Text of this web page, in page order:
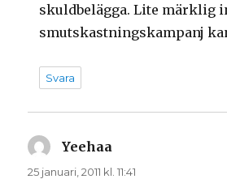
skuldbelägga. Lite märklig
smutskastningskampanj
Svara
Yeehaa
25 januari, 2011 kl. 11:41